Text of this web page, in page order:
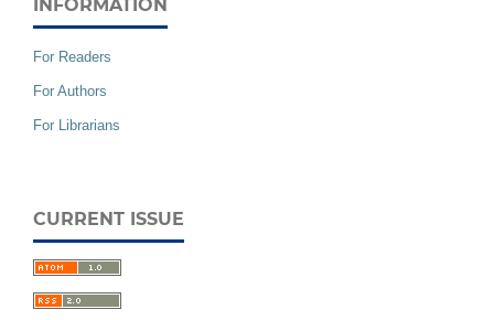
INFORMATION
For Readers
For Authors
For Librarians
CURRENT ISSUE